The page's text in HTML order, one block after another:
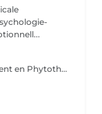
Pharmacologie raisonnée et accompagnement en Phytothérapie. Spécialisée en orthopodologie. Mycose, verrue, ongle incarné, mal perforant,...